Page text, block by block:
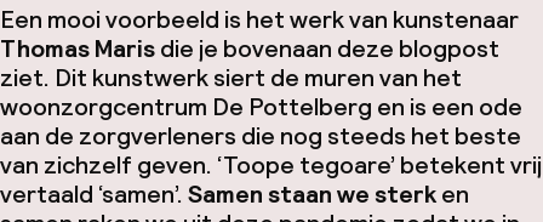
Een mooi voorbeeld is het werk van kunstenaar
Thomas Marisdie je bovenaan deze blogpost
ziet. Dit kunstwerk siert de muren van het
woonzorgcentrum De Pottelberg en is een ode
aan de zorgverleners die nog steeds het beste
van zichzelf geven. ‘Toope tegoare’ betekent vrij
vertaald ‘samen’. Samen staan we sterken